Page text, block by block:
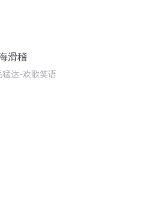
滑稽
猛达-欢歌笑语